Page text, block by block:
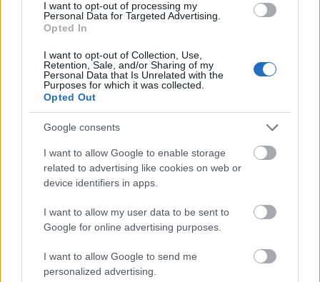
I want to opt-out of processing my
Personal Data for Targeted Advertising.
Opted In
I want to opt-out of Collection, Use,
Retention, Sale, and/or Sharing of my
Personal Data that Is Unrelated with the
Purposes for which it was collected.
Opted Out
Google consents
I want to allow Google to enable storage
related to advertising like cookies on web or
device identifiers in apps.
I want to allow my user data to be sent to
Google for online advertising purposes.
I want to allow Google to send me
personalized advertising.
Selmeci László, a település korábbi polgármestere nyerte a
vasárnap rendezett időközi választást a Tolna megyei Gyulajon
- közölte a helyi választási iroda (hvi) vezetője az MTI-vel.
Január 19-én lesz ismét polgármester-választás
Gyulajon